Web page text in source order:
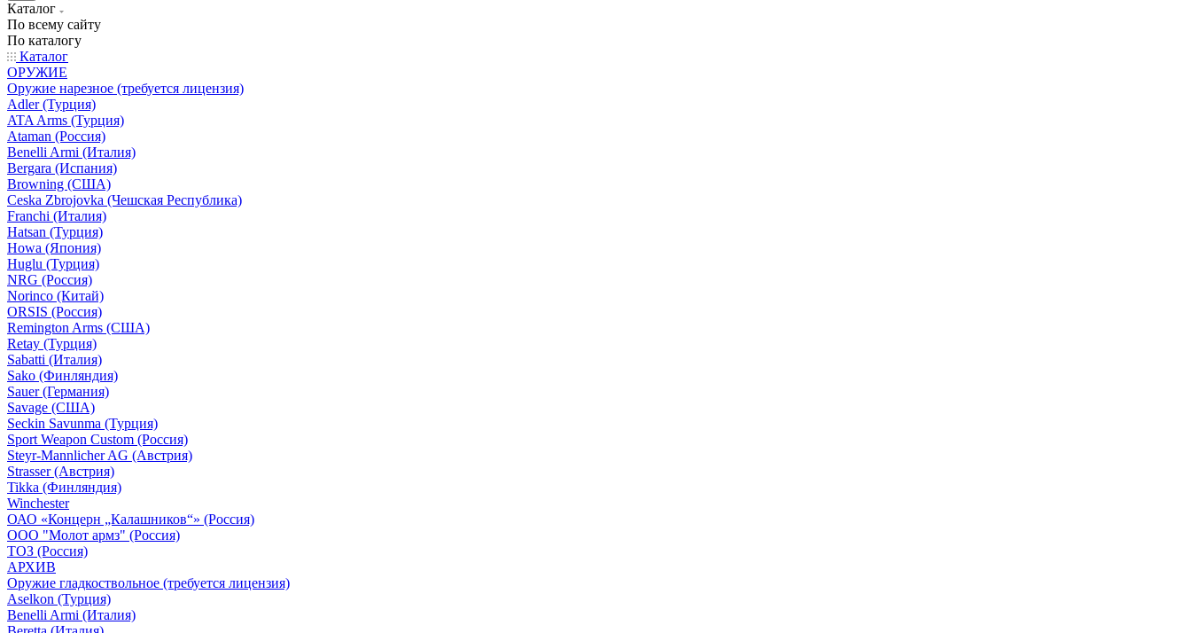
Каталог
По всему сайту
По каталогу
Каталог
ОРУЖИЕ
Оружие нарезное (требуется лицензия)
Adler (Турция)
ATA Arms (Турция)
Ataman (Россия)
Benelli Armi (Италия)
Bergara (Испания)
Browning (США)
Ceska Zbrojovka (Чешская Республика)
Franchi (Италия)
Hatsan (Турция)
Howa (Япония)
Huglu (Турция)
NRG (Россия)
Norinco (Китай)
ORSIS (Россия)
Remington Arms (США)
Retay (Турция)
Sabatti (Италия)
Sako (Финляндия)
Sauer (Германия)
Savage (США)
Seckin Savunma (Турция)
Sport Weapon Custom (Россия)
Steyr-Mannlicher AG (Австрия)
Strasser (Австрия)
Tikka (Финляндия)
Winchester
ОАО «Концерн „Калашников“» (Россия)
ООО "Молот армз" (Россия)
ТОЗ (Россия)
АРХИВ
Оружие гладкоствольное (требуется лицензия)
Aselkon (Турция)
Benelli Armi (Италия)